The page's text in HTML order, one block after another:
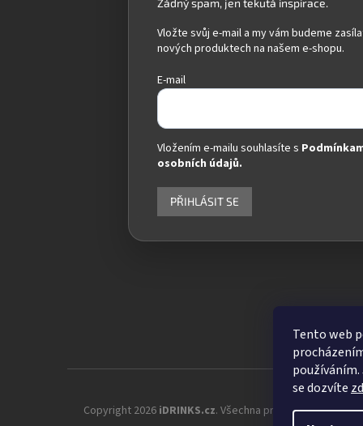
Tento web
používáním.
se dozvíte
Vložte svůj e-mail a my vám budeme
nových produktech na našem e-shopu.
E-mail
Vložením e-mailu souhlasíte s
osobních údajů.
PŘIHLÁSIT SE
Copyright 2026 iDRINKS.cz. Všechna práva vyhrazena.